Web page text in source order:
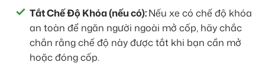
Tắt Chế Độ Khóa (nếu có):Nếu xe có chế độ khóa
an toàn để ngăn người ngoài mở cốp, hãy chắc
chắn rằng chế độ này được tắt khi bạn cần mở
hoặc đóng cốp.